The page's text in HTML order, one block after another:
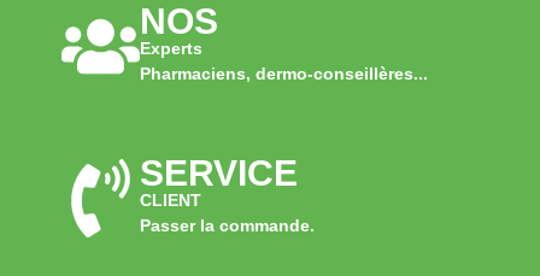
NOS
Experts
Pharmaciens, dermo-conseillères...
SERVICE
CLIENT
Passer la commande.